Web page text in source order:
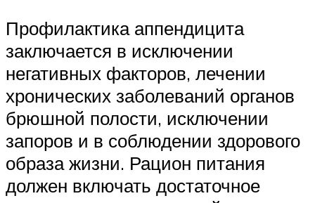
Профилактика аппендицита
заключается в исключении
негативных факторов, лечении
хронических заболеваний органов
брюшной полости, исключении
запоров и в соблюдении здорового
образа жизни. Рацион питания
должен включать достаточное